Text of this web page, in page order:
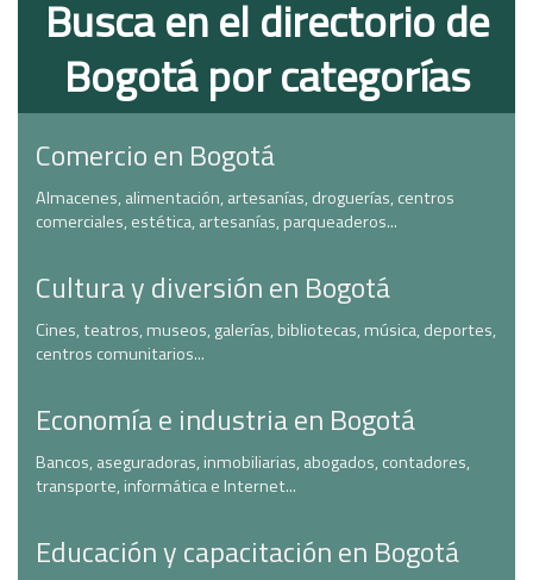
Busca en el directorio de
Bogotá por categorías
Comercio en Bogotá
Almacenes, alimentación, artesanías, droguerías, centros
comerciales, estética, artesanías, parqueaderos...
Cultura y diversión en Bogotá
Cines, teatros, museos, galerías, bibliotecas, música, deportes,
centros comunitarios...
Economía e industria en Bogotá
Bancos, aseguradoras, inmobiliarias, abogados, contadores,
transporte, informática e Internet...
Educación y capacitación en Bogotá